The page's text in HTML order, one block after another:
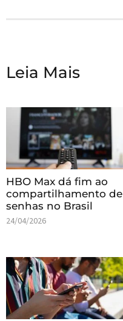
Leia Mais
HBO Max dá fim ao
compartilhamento de
senhas no Brasil
24/04/2026